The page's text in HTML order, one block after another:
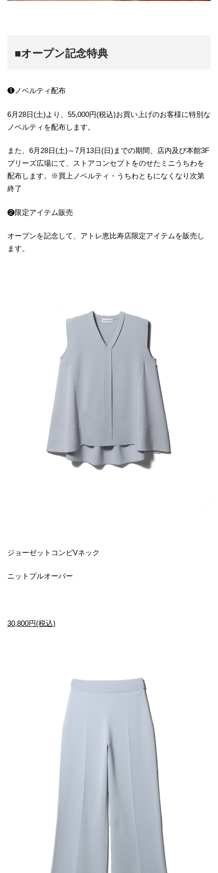
■オープン記念特典
❶ノベルティ配布
6月28日(土)より、55,000円(税込)お買い上げのお客様に特別な
ノベルティを配布します。
また、6月28日(土)～7月13日(日)までの期間、店内及び本館3F
ブリーズ広場にて、ストアコンセプトをのせたミニうちわを
配布します。※買上ノベルティ・うちわともになくなり次第
終了
❷限定アイテム販売
オープンを記念して、アトレ恵比寿店限定アイテムを販売し
ます。
ジョーゼットコンビVネック
ニットプルオーバー
30,800円(税込)